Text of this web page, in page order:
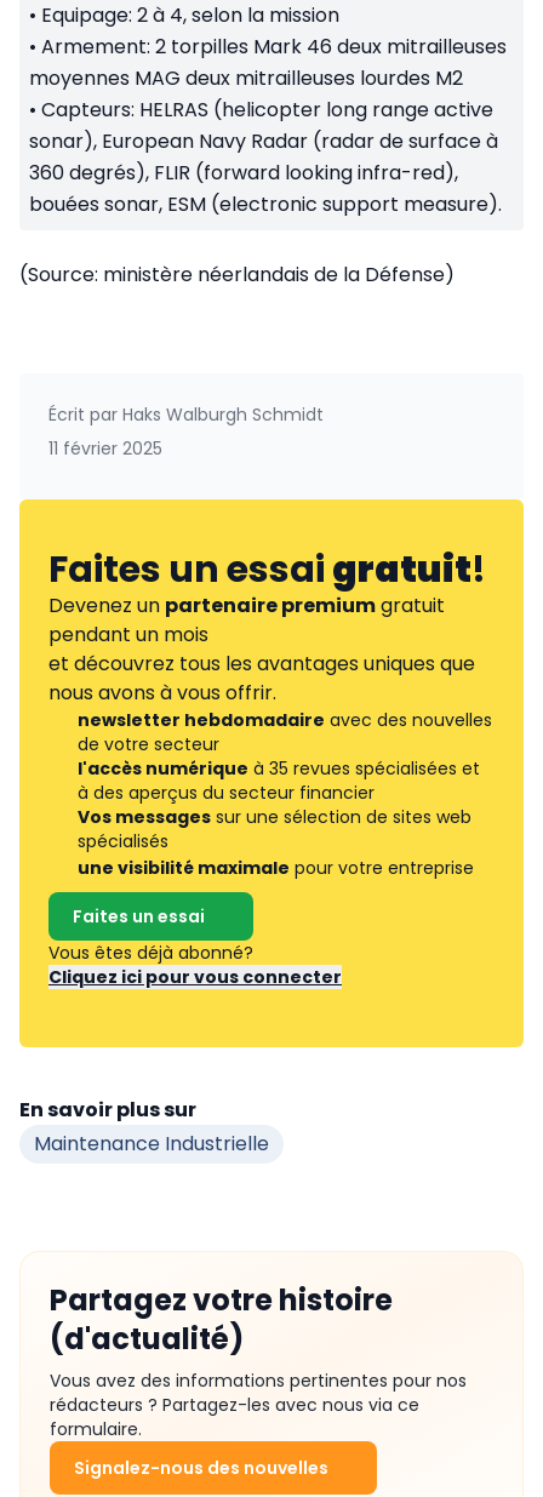
• Equipage: 2 à 4, selon la mission
• Armement: 2 torpilles Mark 46 deux mitrailleuses
moyennes MAG deux mitrailleuses lourdes M2
• Capteurs: HELRAS (helicopter long range active
sonar), European Navy Radar (radar de surface à
360 degrés), FLIR (forward looking infra-red),
bouées sonar, ESM (electronic support measure).
(Source: ministère néerlandais de la Défense)
Écrit par Haks Walburgh Schmidt
11 février 2025
Faites un essaigratuit!
Devenez un partenaire premiumgratuit
pendant un mois
et découvrez tous les avantages uniques que
nous avons à vous offrir.
newsletter hebdomadaire avec des nouvelles
de votre secteur
l'accès numérique à 35 revues spécialisées et
à des aperçus du secteur financier
Vos messages sur une sélection de sites web
spécialisés
une visibilité maximale pour votre entreprise
Faites un essai
Vous êtes déjà abonné?
Cliquez ici pour vous connecter
En savoir plus sur
Maintenance Industrielle
Partagez votre histoire
(d'actualité)
Vous avez des informations pertinentes pour nos
rédacteurs ? Partagez-les avec nous via ce
formulaire.
Signalez-nous des nouvelles